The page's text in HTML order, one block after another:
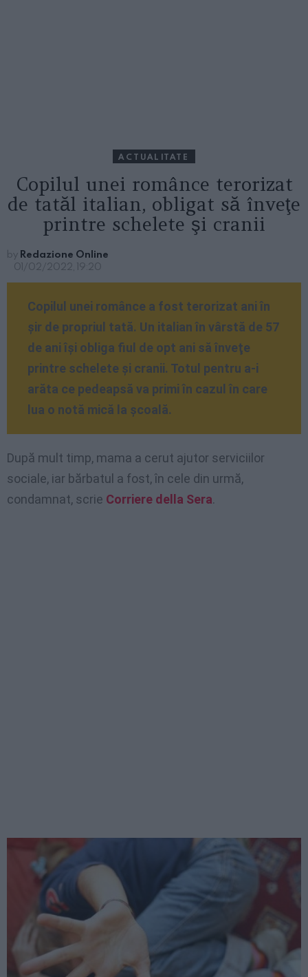
ACTUALITATE
Copilul unei românce terorizat
de tatăl italian, obligat să înveţe
printre schelete şi cranii
by Redazione Online
01/02/2022, 19:20
Copilul unei românce a fost terorizat ani în
şir de propriul tată. Un italian în vârstă de 57
de ani îşi obliga fiul de opt ani să înveţe
printre schelete şi cranii. Totul pentru a-i
arăta ce pedeapsă va primi în cazul în care
lua o notă mică la şcoală.
După mult timp, mama a cerut ajutor serviciilor
sociale, iar bărbatul a fost, în cele din urmă,
condamnat, scrie Corriere della Sera.